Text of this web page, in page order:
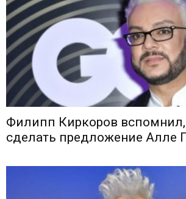
Филипп Киркоров
сделать предложение Алле